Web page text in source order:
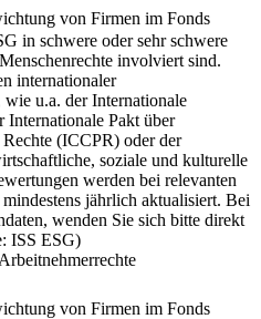
von Firmen im Fonds
in schwere oder sehr schwere
involviert sind.
internationaler
wie u.a. der Internationale
Internationale Pakt über
(ICCPR) oder der
soziale und kulturelle
werden bei relevanten
jährlich aktualisiert. Bei
wenden Sie sich bitte direkt
ISS ESG)
von Firmen im Fonds